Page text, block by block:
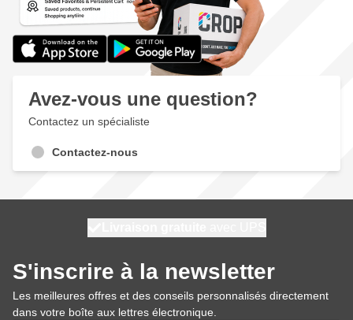
Avez-vous une question?
Contactez un spécialiste
Contactez-nous
S'inscrire à la newsletter
Les meilleures offres et des conseils personnalisés directement
dans votre boîte aux lettres électronique.